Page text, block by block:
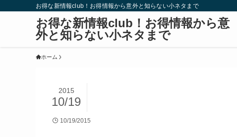
お得な新情報club！お得情報から意外と知らない小ネタまで
お得な新情報club！お得情報から意
外と知らない小ネタまで
ホーム
2015
10/19
10/19/2015